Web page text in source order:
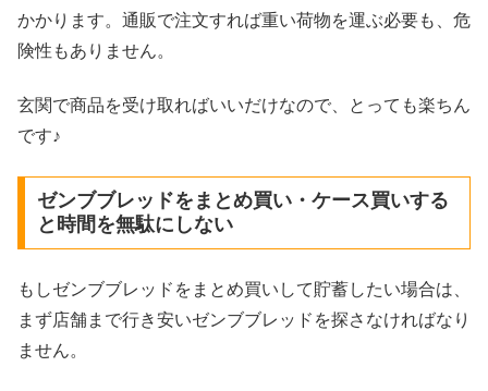
かかります。通販で注文すれば重い荷物を運ぶ必要も、危
険性もありません。
玄関で商品を受け取ればいいだけなので、とっても楽ちん
です♪
ゼンブブレッドをまとめ買い・ケース買いする
と時間を無駄にしない
もしゼンブブレッドをまとめ買いして貯蓄したい場合は、
まず店舗まで行き安いゼンブブレッドを探さなければなり
ません。